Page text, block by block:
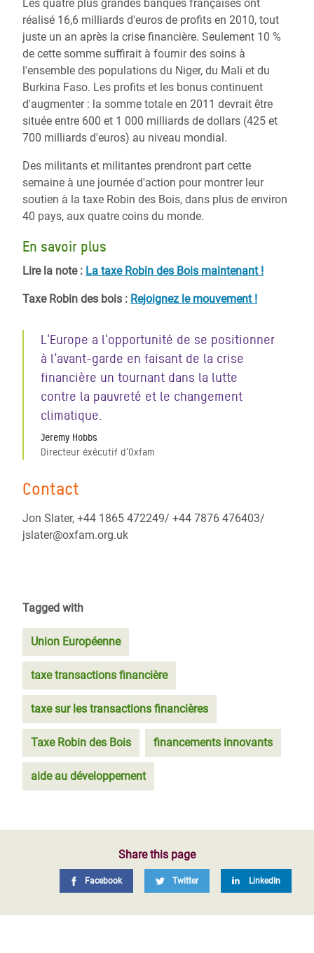
Les quatre plus grandes banques françaises ont
réalisé 16,6 milliards d'euros de profits en 2010, tout
juste un an après la crise financière. Seulement 10 %
de cette somme suffirait à fournir des soins à
l'ensemble des populations du Niger, du Mali et du
Burkina Faso. Les profits et les bonus continuent
d'augmenter : la somme totale en 2011 devrait être
située entre 600 et 1 000 milliards de dollars (425 et
700 milliards d'euros) au niveau mondial.
Des militants et militantes prendront part cette
semaine à une journée d'action pour montrer leur
soutien à la taxe Robin des Bois, dans plus de environ
40 pays, aux quatre coins du monde.
En savoir plus
Lire la note : La taxe Robin des Bois maintenant !
Taxe Robin des bois : Rejoignez le mouvement !
L'Europe a l'opportunité de se positionner
à l'avant-garde en faisant de la crise
financière un tournant dans la lutte
contre la pauvreté et le changement
climatique.
Jeremy Hobbs
Directeur éxécutif d'Oxfam
Contact
Jon Slater, +44 1865 472249/ +44 7876 476403/
jslater@oxfam.org.uk
Tagged with
Union Européenne
taxe transactions financière
taxe sur les transactions financières
Taxe Robin des Bois financements innovants
aide au développement
Share this page
Facebook Twitter LinkedIn